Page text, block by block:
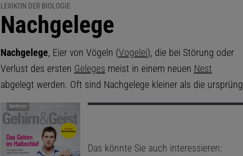
LEXIKON DER BIOLOGIE
:
Nachgelege
Nachgelege, Eier von Vögeln (Vogelei), die bei Störung oder
Verlust des ersten Geleges meist in einem neuen Nest
abgelegt werden. Oft sind Nachgelege kleiner als die
Das könnte Sie auch interessieren: